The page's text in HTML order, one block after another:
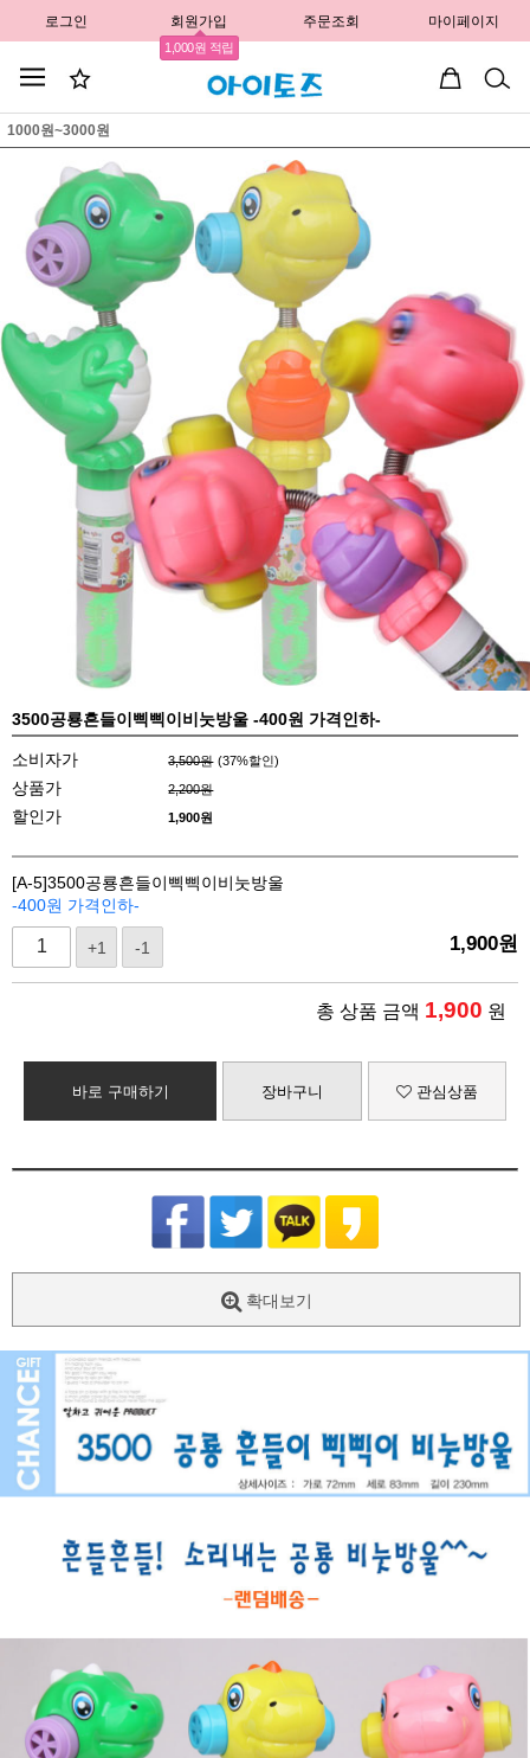
로그인 회원가입
1,000원 적립
주문조회 마이페이지
1000원~3000원
3500공룡흔들이삑삑이비눗방울 -400원 가격인하-
소비자가 3,500원 (37%할인)
상품가 2,200원
할인가 1,900원
[A-5]3500공룡흔들이삑삑이비눗방울
-400원 가격인하-
+1 -1 1,900원
총 상품 금액 1,900 원
바로 구매하기 장바구니 관심상품
확대보기